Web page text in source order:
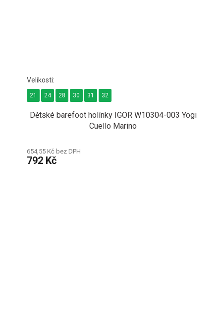
Dětské barefoot holínky IGOR W10304-003 Yogi
Cuello Marino
654,55 Kč bez DPH
792 Kč
21 24 28 30 31 32